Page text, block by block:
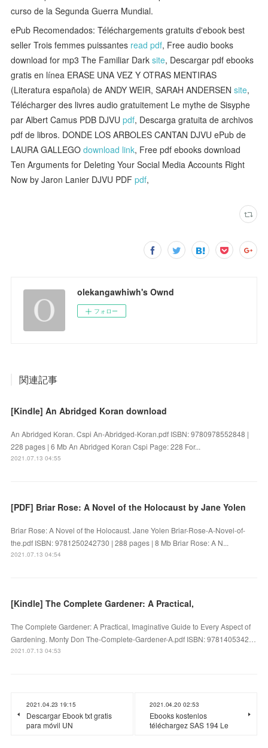
curso de la Segunda Guerra Mundial.
ePub Recomendados: Téléchargements gratuits d'ebook best
seller Trois femmes puissantes read pdf, Free audio books
download for mp3 The Familiar Darksite, Descargar pdf ebooks
gratis en línea ERASE UNA VEZ Y OTRAS MENTIRAS
(Literatura española) de ANDY WEIR, SARAH ANDERSENsite,
Télécharger des livres audio gratuitement Le mythe de Sisyphe
par Albert Camus PDB DJVUpdf, Descarga gratuita de archivos
pdf de libros. DONDE LOS ARBOLES CANTAN DJVU ePub de
LAURA GALLEGOdownload link, Free pdf ebooks download
Ten Arguments for Deleting Your Social Media Accounts Right
Now by Jaron Lanier DJVU PDFpdf,
olekangawhiwh's Ownd
フォロー
関連記事
[Kindle] An Abridged Koran download
An Abridged Koran. Cspi An-Abridged-Koran.pdf ISBN: 9780978552848 |
228 pages | 6 Mb An Abridged Koran Cspi Page: 228 For...
2021.07.13 04:55
[PDF] Briar Rose: A Novel of the Holocaust by Jane Yolen
Briar Rose: A Novel of the Holocaust. Jane Yolen Briar-Rose-A-Novel-of-
the.pdf ISBN: 9781250242730 | 288 pages | 8 Mb Briar Rose: A N...
2021.07.13 04:54
[Kindle] The Complete Gardener: A Practical,
The Complete Gardener: A Practical, Imaginative Guide to Every Aspect of
Gardening. Monty Don The-Complete-Gardener-A.pdf ISBN: 9781405342…
2021.07.13 04:53
2021.04.23 19:15
Descargar Ebook txt gratis
para móvil UN
2021.04.20 02:53
Ebooks kostenlos
téléchargez SAS 194 Le